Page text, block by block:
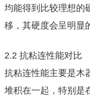
均能得到比较理想的
移，其硬度会呈明显
2.2 抗粘连性能对比
抗粘连性能主要是木
堆积在一起，特别是